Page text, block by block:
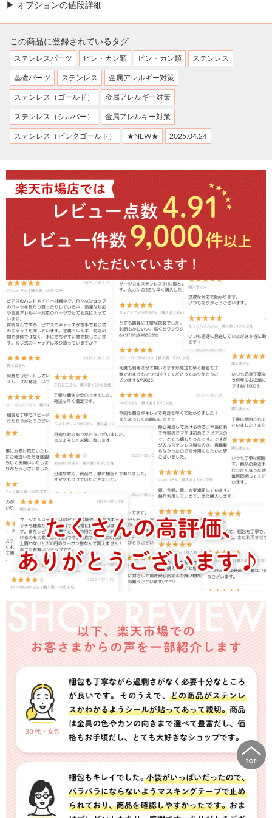
お気に入り
カートに入れる
▶ オプションの値段詳細
この商品に登録されているタグ
ステンレスパーツ ピン・カン類 ピン・カン類 ステンレス
基礎パーツ ステンレス 金属アレルギー対策
ステンレス（ゴールド） 金属アレルギー対策
ステンレス（シルバー） 金属アレルギー対策
ステンレス（ピンクゴールド） ★NEW★ 2025.04.24